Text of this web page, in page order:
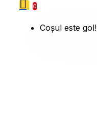
0
Coșul este gol!